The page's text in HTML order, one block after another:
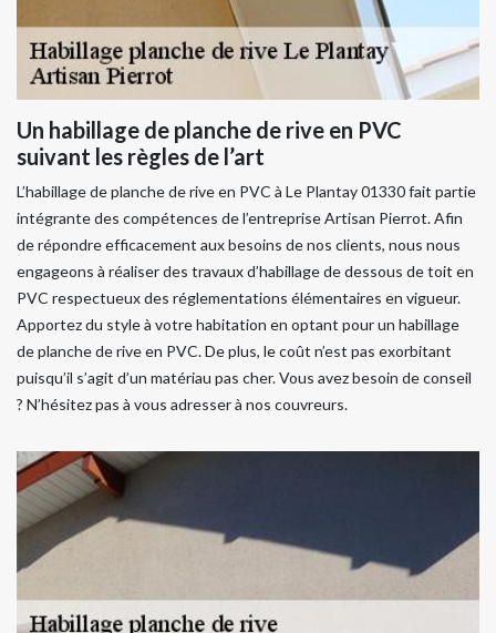
Un habillage de planche de rive en PVC
suivant les règles de l’art
L’habillage de planche de rive en PVC à Le Plantay 01330 fait partie
intégrante des compétences de l’entreprise Artisan Pierrot. Afin
de répondre efficacement aux besoins de nos clients, nous nous
engageons à réaliser des travaux d’habillage de dessous de toit en
PVC respectueux des réglementations élémentaires en vigueur.
Apportez du style à votre habitation en optant pour un habillage
de planche de rive en PVC. De plus, le coût n’est pas exorbitant
puisqu’il s’agit d’un matériau pas cher. Vous avez besoin de conseil
? N’hésitez pas à vous adresser à nos couvreurs.